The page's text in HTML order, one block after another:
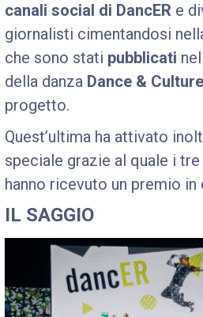
canali social di DancER e
giornalisti cimentandosi
che sono stati pubblicati
della danza Dance & Culture
progetto.
Quest’ultima ha attivato
speciale grazie al quale i
hanno ricevuto un premio in
IL SAGGIO